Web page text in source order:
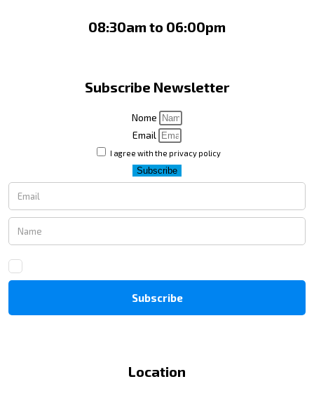
08:30am to 06:00pm
Subscribe Newsletter
Nome
Email
I agree with the privacy policy
Subscribe
Location